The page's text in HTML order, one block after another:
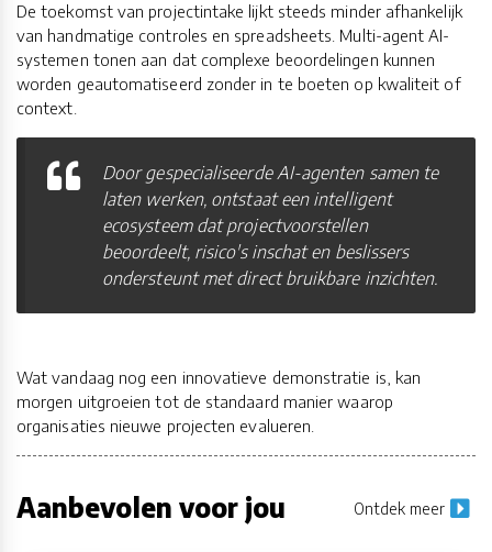
De toekomst van projectintake lijkt steeds minder afhankelijk
van handmatige controles en spreadsheets. Multi-agent AI-
systemen tonen aan dat complexe beoordelingen kunnen
worden geautomatiseerd zonder in te boeten op kwaliteit of
context.
Door gespecialiseerde AI-agenten samen te
laten werken, ontstaat een intelligent
ecosysteem dat projectvoorstellen
beoordeelt, risico's inschat en beslissers
ondersteunt met direct bruikbare inzichten.
Wat vandaag nog een innovatieve demonstratie is, kan
morgen uitgroeien tot de standaard manier waarop
organisaties nieuwe projecten evalueren.
Aanbevolen voor jou Ontdek meer